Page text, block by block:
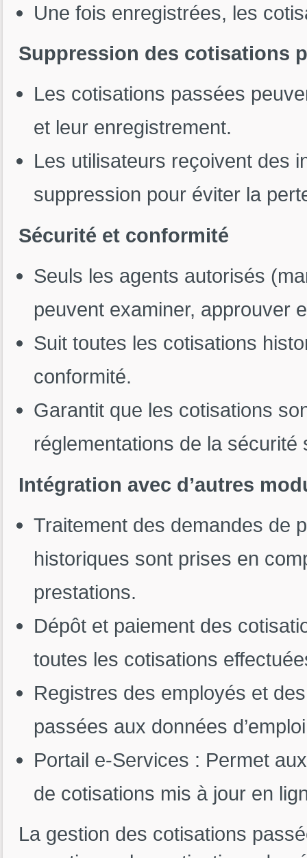
Une fois enregistrées, les
Suppression des cotisations
Les cotisations passées
et leur enregistrement.
Les utilisateurs reçoivent des
suppression pour éviter la
Sécurité et conformité
Seuls les agents autorisés
peuvent examiner, approuver
Suit toutes les cotisations
conformité.
Garantit que les cotisations
réglementations de la sécurité
Intégration avec d’autres
Traitement des demandes de
historiques sont prises en
prestations.
Dépôt et paiement des
toutes les cotisations
Registres des employés et
passées aux données
Portail e-Services : Permet
de cotisations mis à jour en
La gestion des cotisations